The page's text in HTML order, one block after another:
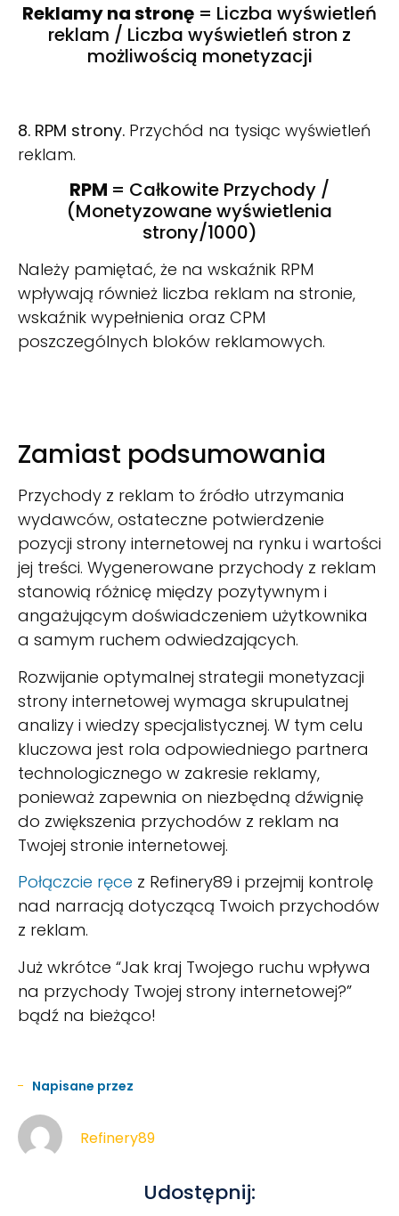
Reklamy na stronę = Liczba wyświetleń
reklam / Liczba wyświetleń stron z
możliwością monetyzacji
8. RPM strony. Przychód na tysiąc wyświetleń
reklam.
RPM = Całkowite Przychody /
(Monetyzowane wyświetlenia
strony/1000)
Należy pamiętać, że na wskaźnik RPM
wpływają również liczba reklam na stronie,
wskaźnik wypełnienia oraz CPM
poszczególnych bloków reklamowych.
Zamiast podsumowania
Przychody z reklam to źródło utrzymania
wydawców, ostateczne potwierdzenie
pozycji strony internetowej na rynku i wartości
jej treści. Wygenerowane przychody z reklam
stanowią różnicę między pozytywnym i
angażującym doświadczeniem użytkownika
a samym ruchem odwiedzających.
Rozwijanie optymalnej strategii monetyzacji
strony internetowej wymaga skrupulatnej
analizy i wiedzy specjalistycznej. W tym celu
kluczowa jest rola odpowiedniego partnera
technologicznego w zakresie reklamy,
ponieważ zapewnia on niezbędną dźwignię
do zwiększenia przychodów z reklam na
Twojej stronie internetowej.
Połączcie ręce z Refinery89 i przejmij kontrolę
nad narracją dotyczącą Twoich przychodów
z reklam.
Już wkrótce “Jak kraj Twojego ruchu wpływa
na przychody Twojej strony internetowej?”
bądź na bieżąco!
Napisane przez
Refinery89
Udostępnij: